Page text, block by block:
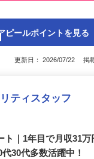
ピールポイントを見る
更新日： 2026/07/22 掲
ティスタッフ
ト｜1年目で月収31
30代多数活躍中！